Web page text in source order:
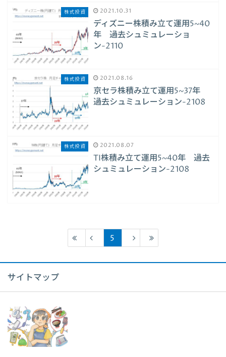
株式投資 2021.10.31
ディズニー株積み立て運用5~40
年 過去シュミュレーショ
ン-2110
株式投資 2021.08.16
京セラ株積み立て運用5~37年
過去シュミュレーション-2108
株式投資 2021.08.07
TI株積み立て運用5~40年 過去
シュミュレーション-2108
5
サイトマップ